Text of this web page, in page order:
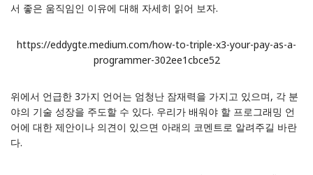
서 좋은 움직임인 이유에 대해 자세히 읽어 보자.
https://eddygte.medium.com/how-to-triple-x3-your-pay-as-a-
programmer-302ee1cbce52
위에서 언급한 3가지 언어는 엄청난 잠재력을 가지고 있으며, 각 분
야의 기술 성장을 주도할 수 있다. 우리가 배워야 할 프로그래밍 언
어에 대한 제안이나 의견이 있으면 아래의 코멘트로 알려주길 바란
다.